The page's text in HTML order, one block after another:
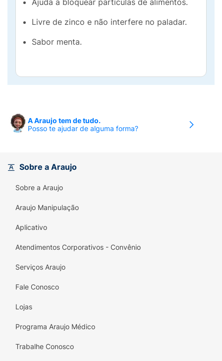
Ajuda a bloquear partículas de alimentos.
Livre de zinco e não interfere no paladar.
Sabor menta.
A Araujo tem de tudo.
Posso te ajudar de alguma forma?
Sobre a Araujo
Sobre a Araujo
Araujo Manipulação
Aplicativo
Atendimentos Corporativos - Convênio
Serviços Araujo
Fale Conosco
Lojas
Programa Araujo Médico
Trabalhe Conosco